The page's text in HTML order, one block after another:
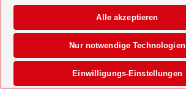
Einwilligungs-Einstellungen
Nur notwendige Technologien
Alle akzeptieren